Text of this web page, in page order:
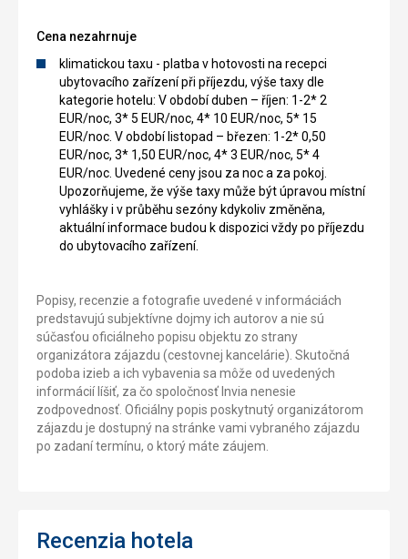
Cena nezahrnuje
klimatickou taxu - platba v hotovosti na recepci
ubytovacího zařízení při příjezdu, výše taxy dle
kategorie hotelu: V období duben – říjen: 1-2* 2
EUR/noc, 3* 5 EUR/noc, 4* 10 EUR/noc, 5* 15
EUR/noc. V období listopad – březen: 1-2* 0,50
EUR/noc, 3* 1,50 EUR/noc, 4* 3 EUR/noc, 5* 4
EUR/noc. Uvedené ceny jsou za noc a za pokoj.
Upozorňujeme, že výše taxy může být úpravou místní
vyhlášky i v průběhu sezóny kdykoliv změněna,
aktuální informace budou k dispozici vždy po příjezdu
do ubytovacího zařízení.
Popisy, recenzie a fotografie uvedené v informáciách
predstavujú subjektívne dojmy ich autorov a nie sú
súčasťou oficiálneho popisu objektu zo strany
organizátora zájazdu (cestovnej kancelárie). Skutočná
podoba izieb a ich vybavenia sa môže od uvedených
informácií líšiť, za čo spoločnosť Invia nenesie
zodpovednosť. Oficiálny popis poskytnutý organizátorom
zájazdu je dostupný na stránke vami vybraného zájazdu
po zadaní termínu, o ktorý máte záujem.
Recenzia hotela